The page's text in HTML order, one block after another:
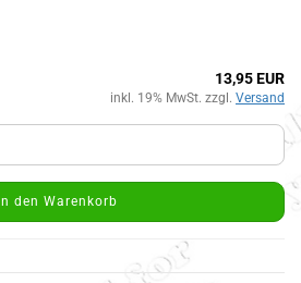
13,95 EUR
inkl. 19% MwSt. zzgl. Versand
In den Warenkorb